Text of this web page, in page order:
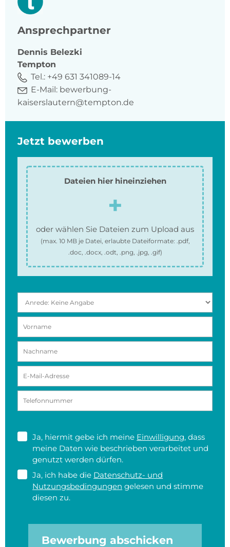
Ansprechpartner
Dennis Belezki
Tempton
Tel.: +49 631 341089-14
E-Mail: bewerbung-
kaiserslautern@tempton.de
Jetzt bewerben
Dateien hier hineinziehen
oder wählen Sie Dateien zum Upload aus
(max. 10 MBje Datei, erlaubte Dateiformate: .pdf,
.doc, .docx, .odt, .png, .jpg, .gif)
Ja, hiermit gebe ich meine Einwilligung, dass
meine Daten wie beschrieben verarbeitet und
genutzt werden dürfen.
Ja, ich habe die Datenschutz- und
Nutzungsbedingungen gelesen und stimme
diesen zu.
Bewerbung abschicken